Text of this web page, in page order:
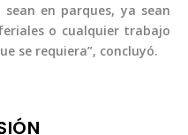
en parques, ya sean
o cualquier trabajo
se requiera”, concluyó.